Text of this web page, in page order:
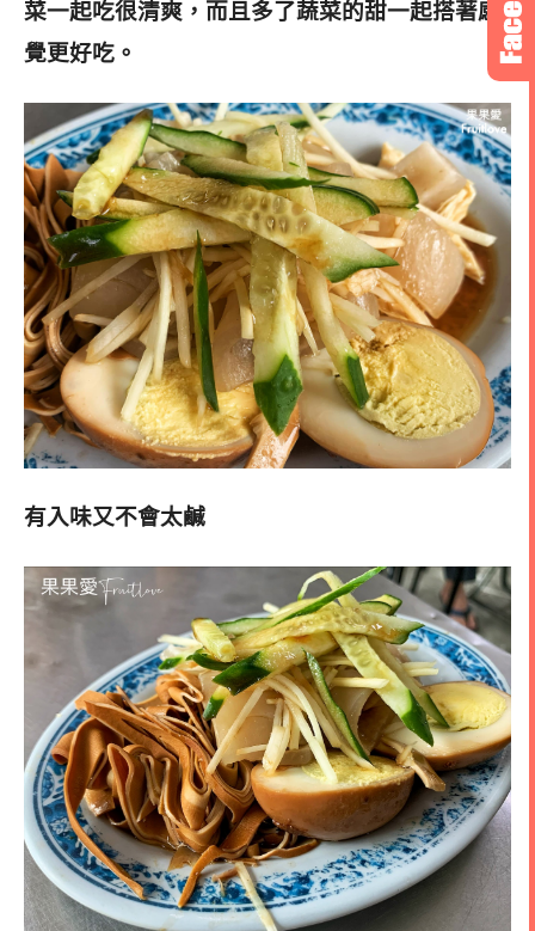
菜一起吃很清爽，而且多了蔬菜的甜一起搭著感
覺更好吃。
有入味又不會太鹹